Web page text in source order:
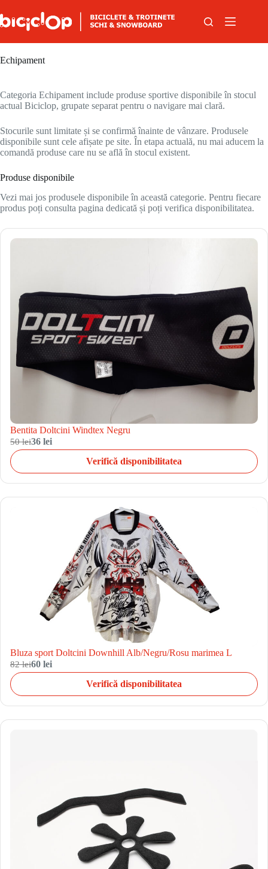
Echipament
Categoria Echipament include produse sportive disponibile în stocul
actual Biciclop, grupate separat pentru o navigare mai clară.
Stocurile sunt limitate și se confirmă înainte de vânzare. Produsele
disponibile sunt cele afișate pe site. În etapa actuală, nu mai aducem la
comandă produse care nu se află în stocul existent.
Produse disponibile
Vezi mai jos produsele disponibile în această categorie. Pentru fiecare
produs poți consulta pagina dedicată și poți verifica disponibilitatea.
Bentita Doltcini Windtex Negru
50 lei36 lei
Verifică disponibilitatea
Bluza sport Doltcini Downhill Alb/Negru/Rosu marimea L
82 lei60 lei
Verifică disponibilitatea